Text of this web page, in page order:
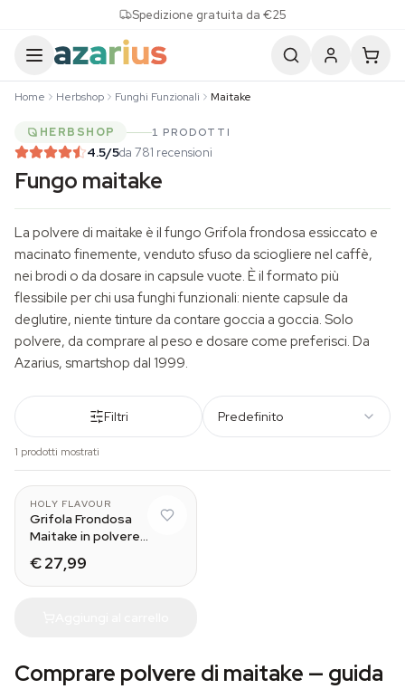
Spedizione gratuita da €25
Home Herbshop Funghi Funzionali Maitake
HERBSHOP 1 PRODOTTI
4.5/5da 781 recensioni
Fungo maitake
La polvere di maitake è il fungo Grifola frondosa essiccato e
macinato finemente, venduto sfuso da sciogliere nel caffè,
nei brodi o da dosare in capsule vuote. È il formato più
flessibile per chi usa funghi funzionali: niente capsule da
deglutire, niente tinture da contare goccia a goccia. Solo
polvere, da comprare al peso e dosare come preferisci. Da
Azarius, smartshop dal 1999.
Filtri Predefinito
1 prodotti mostrati
HOLY FLAVOUR
Grifola Frondosa
Maitake in polvere
€ 27,99
Comprare polvere di maitake — guida